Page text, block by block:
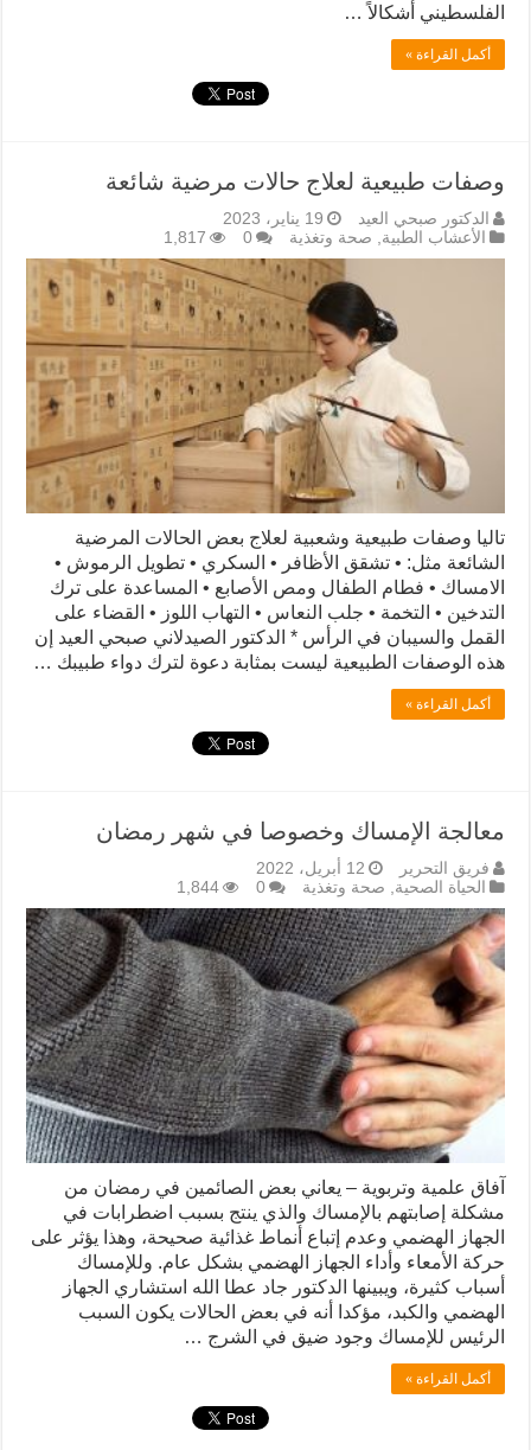
الفلسطيني أشكالاً …
أكمل القراءة »
وصفات طبيعية لعلاج حالات مرضية شائعة
الدكتور صبحي العيد
19 يناير، 2023
الأعشاب الطبية, صحة وتغذية 0
1,817
تاليا وصفات طبيعية وشعبية لعلاج بعض الحالات المرضية
الشائعة مثل: • تشقق الأظافر • السكري • تطويل الرموش •
الامساك • فطام الطفال ومص الأصابع • المساعدة على ترك
التدخين • التخمة • جلب النعاس • التهاب اللوز • القضاء على
القمل والسيبان في الرأس * الدكتور الصيدلاني صبحي العيد إن
هذه الوصفات الطبيعية ليست بمثابة دعوة لترك دواء طبيبك …
أكمل القراءة »
معالجة الإمساك وخصوصا في شهر رمضان
فريق التحرير
12 أبريل، 2022
الحياة الصحية, صحة وتغذية 0
1,844
آفاق علمية وتربوية – يعاني بعض الصائمين في رمضان من
مشكلة إصابتهم بالإمساك والذي ينتج بسبب اضطرابات في
الجهاز الهضمي وعدم إتباع أنماط غذائية صحيحة، وهذا يؤثر على
حركة الأمعاء وأداء الجهاز الهضمي بشكل عام. وللإمساك
أسباب كثيرة، ويبينها الدكتور جاد عطا الله استشاري الجهاز
الهضمي والكبد، مؤكدا أنه في بعض الحالات يكون السبب
الرئيس للإمساك وجود ضيق في الشرج …
أكمل القراءة »